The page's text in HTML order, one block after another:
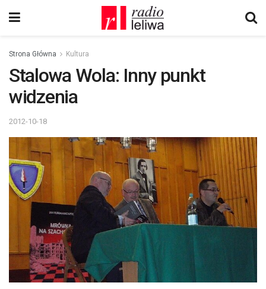
Strona Główna Kultura
Stalowa Wola: Inny punkt
widzenia
2012-10-18